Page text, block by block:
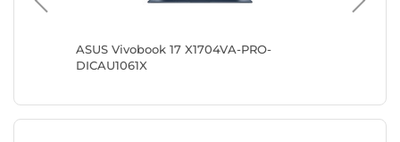
ASUS Vivobook 17 X1704VA-PRO-
DICAU1061X